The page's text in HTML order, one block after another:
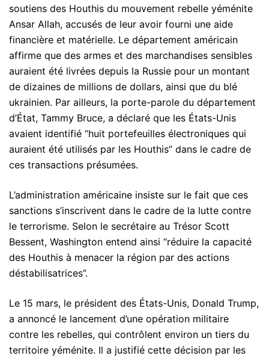
soutiens des Houthis du mouvement rebelle yéménite
Ansar Allah, accusés de leur avoir fourni une aide
financière et matérielle. Le département américain
affirme que des armes et des marchandises sensibles
auraient été livrées depuis la Russie pour un montant
de dizaines de millions de dollars, ainsi que du blé
ukrainien. Par ailleurs, la porte-parole du département
d’État, Tammy Bruce, a déclaré que les États-Unis
avaient identifié “huit portefeuilles électroniques qui
auraient été utilisés par les Houthis” dans le cadre de
ces transactions présumées.
L’administration américaine insiste sur le fait que ces
sanctions s’inscrivent dans le cadre de la lutte contre
le terrorisme. Selon le secrétaire au Trésor Scott
Bessent, Washington entend ainsi “réduire la capacité
des Houthis à menacer la région par des actions
déstabilisatrices”.
Le 15 mars, le président des États-Unis, Donald Trump,
a annoncé le lancement d’une opération militaire
contre les rebelles, qui contrôlent environ un tiers du
territoire yéménite. Il a justifié cette décision par les